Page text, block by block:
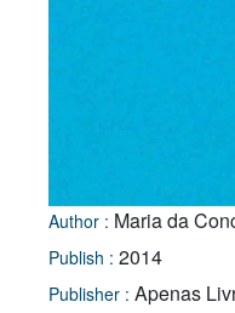
Author : Maria da
Publish : 2014
Publisher : Apenas